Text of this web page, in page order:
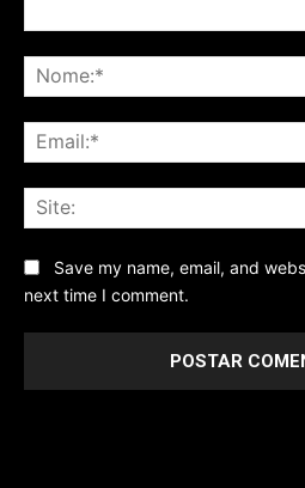
Save my name, email, and
next time I comment.